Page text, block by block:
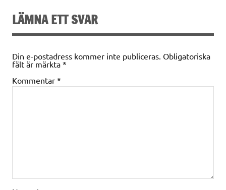
LÄMNA ETT SVAR
Din e-postadress kommer inte publiceras. Obligatoriska
fält är märkta *
Kommentar *